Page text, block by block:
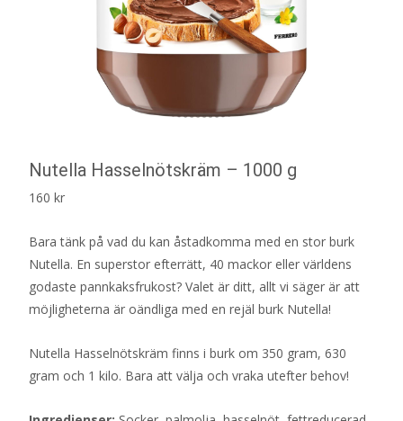
Nutella Hasselnötskräm – 1000 g
160 kr
Bara tänk på vad du kan åstadkomma med en stor burk
Nutella. En superstor efterrätt, 40 mackor eller världens
godaste pannkaksfrukost? Valet är ditt, allt vi säger är att
möjligheterna är oändliga med en rejäl burk Nutella!
Nutella Hasselnötskräm finns i burk om 350 gram, 630
gram och 1 kilo. Bara att välja och vraka utefter behov!